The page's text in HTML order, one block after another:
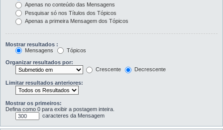
Apenas no conteúdo das Mensagens
Pesquisar só nos Títulos dos Tópicos
Apenas a primeira Mensagem dos Tópicos
Mostrar resultados :
Mensagens
Tópicos
Organizar resultados por:
Crescente
Decrescente
Limitar resultados anteriores:
Mostrar os primeiros:
Defina como 0 para exibir a postagem inteira.
caracteres da Mensagem